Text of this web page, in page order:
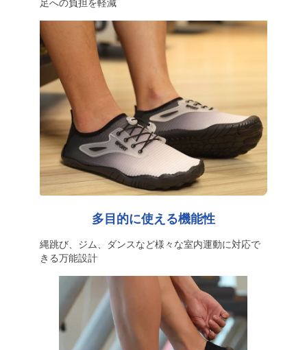
足への負担を軽減
多目的に使える機能性
縄跳び、ジム、ダンスなど様々な室内運動に対応で
きる万能設計